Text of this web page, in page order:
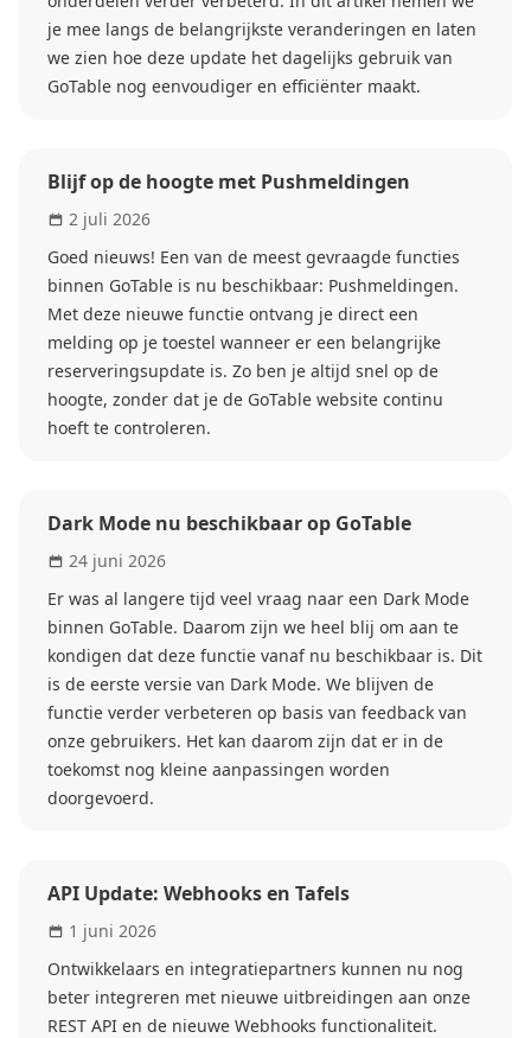
je mee langs de belangrijkste veranderingen en laten
we zien hoe deze update het dagelijks gebruik van
GoTable nog eenvoudiger en efficiënter maakt.
Blijf op de hoogte met Pushmeldingen
2 juli 2026
Goed nieuws! Een van de meest gevraagde functies
binnen GoTable is nu beschikbaar: Pushmeldingen.
Met deze nieuwe functie ontvang je direct een
melding op je toestel wanneer er een belangrijke
reserveringsupdate is. Zo ben je altijd snel op de
hoogte, zonder dat je de GoTable website continu
hoeft te controleren.
Dark Mode nu beschikbaar op GoTable
24 juni 2026
Er was al langere tijd veel vraag naar een Dark Mode
binnen GoTable. Daarom zijn we heel blij om aan te
kondigen dat deze functie vanaf nu beschikbaar is. Dit
is de eerste versie van Dark Mode. We blijven de
functie verder verbeteren op basis van feedback van
onze gebruikers. Het kan daarom zijn dat er in de
toekomst nog kleine aanpassingen worden
doorgevoerd.
API Update: Webhooks en Tafels
1 juni 2026
Ontwikkelaars en integratiepartners kunnen nu nog
beter integreren met nieuwe uitbreidingen aan onze
REST API en de nieuwe Webhooks functionaliteit.